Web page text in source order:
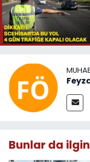
Bunlar da